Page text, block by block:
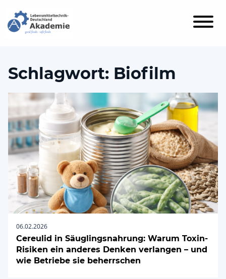
Schlagwort: Biofilm
06.02.2026
Cereulid in Säuglingsnahrung: Warum Toxin-
Risiken ein anderes Denken verlangen – und
wie Betriebe sie beherrschen